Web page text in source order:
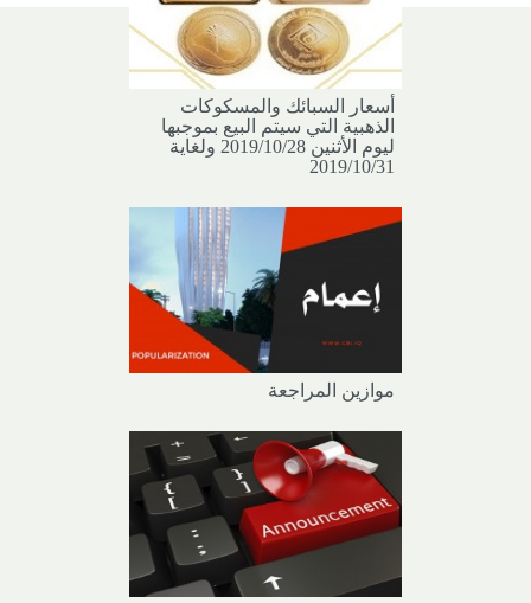
أسعار السبائك والمسكوكات
الذهبية التي سيتم البيع بموجبها
ليوم الأثنين 2019/10/28 ولغاية
2019/10/31
موازين المراجعة